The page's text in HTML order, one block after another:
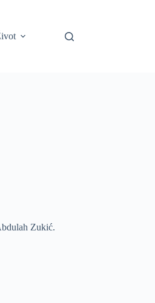
Zukić.